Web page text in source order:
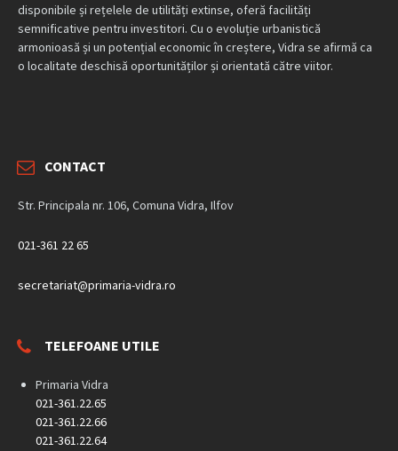
disponibile și rețelele de utilități extinse, oferă facilități
semnificative pentru investitori. Cu o evoluție urbanistică
armonioasă și un potențial economic în creștere, Vidra se afirmă ca
o localitate deschisă oportunităților și orientată către viitor.
CONTACT
Str. Principala nr. 106, Comuna Vidra, Ilfov
021-361 22 65
secretariat@primaria-vidra.ro
TELEFOANE UTILE
Primaria Vidra
021-361.22.65
021-361.22.66
021-361.22.64